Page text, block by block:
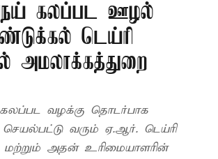
நெய் கலப்பட ஊழல்
டெய்ரி
அமலாக்கத்துறை
கலப்பட வழக்கு தொடர்பாக
வரும் ஏ.ஆர். டெய்ரி
மற்றும் அதன் உரிமையாளரின்